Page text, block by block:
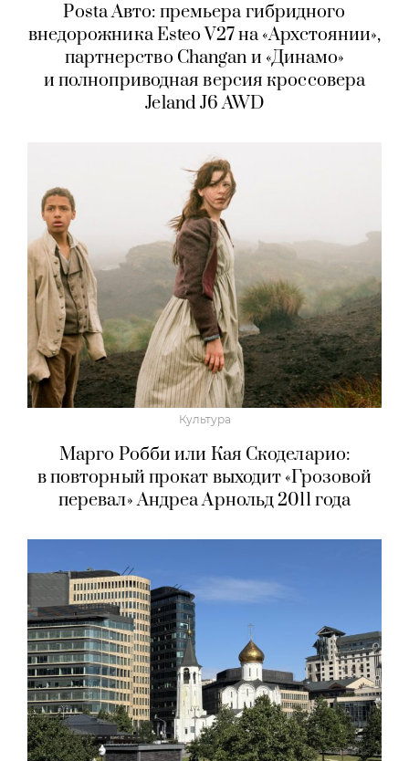
Posta Авто: премьера гибридного
внедорожника Esteo V27 на «Архстоянии»,
партнерство Changan и «Динамо»
и полноприводная версия кроссовера
Jeland J6 AWD
Культура
Марго Робби или Кая Скоделарио:
в повторный прокат выходит «Грозовой
перевал» Андреа Арнольд 2011 года